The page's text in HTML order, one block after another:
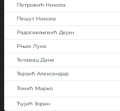
Петровић Никола
Пешут Никола
Радосављевић Дејан
Рњак Лука
Тепавац Дане
Терзић Александар
Томић Марко
Ћујић Зоран